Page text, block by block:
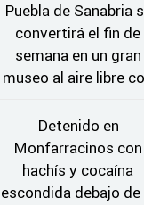
Puebla de Sanabria
convertirá el fin de
semana en un gran
museo al aire libre
Detenido en
Monfarracinos con
hachís y cocaína
escondida debajo de